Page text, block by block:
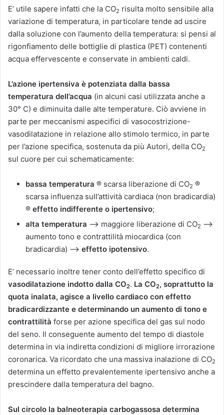
E’ utile sapere infatti che la CO2 risulta molto sensibile alla
variazione di temperatura, in particolare tende ad uscire
dalla soluzione con l’aumento della temperatura: si pensi al
rigonfiamento delle bottiglie di plastica (PET) contenenti
acqua effervescente e conservate in ambienti caldi.
L’azione ipertensiva è potenziata dalla bassa
temperatura dell’acqua (in alcuni casi utilizzata anche a
30° C) e diminuita dalle alte temperature. Ciò avviene in
parte per meccanismi aspecifici di vasocostrizione-
vasodilatazione in relazione allo stimolo termico, in parte
per l’azione specifica, sostenuta da più Autori, della CO2
sul cuore per cui schematicamente:
bassa temperatura ® scarsa liberazione di CO2 ®
scarsa influenza sull’attività cardiaca (non bradicardia)
® effetto indifferente o ipertensivo;
alta temperatura –> maggiore liberazione di CO2 –>
aumento tono e contrattilità miocardica (con
bradicardia) –> effetto ipotensivo.
E’ necessario inoltre tener conto dell’effetto specifico di
vasodilatazione indotto dalla CO2. La CO2, soprattutto la
quota inalata, agisce a livello cardiaco con effetto
bradicardizzante e determinando un aumento di tono e
contrattilità forse per azione specifica del gas sul nodo
del seno. Il conseguente aumento del tempo di diastole
determina in via indiretta condizioni di migliore irrorazione
coronarica. Va ricordato che una massiva inalazione di CO2
determina un effetto prevalentemente ipertensivo anche a
prescindere dalla temperatura del bagno.
Sul circolo la balneoterapia carbogassosa determina